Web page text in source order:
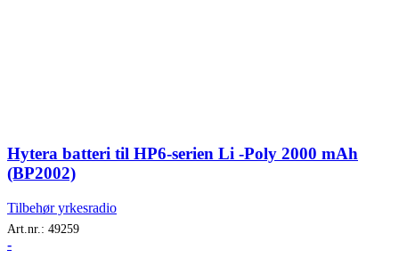
Hytera batteri til HP6-serien Li -Poly 2000 mAh
(BP2002)
Tilbehør yrkesradio
Art.nr.: 49259
-